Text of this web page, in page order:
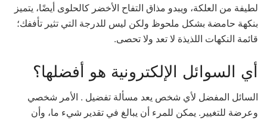
لطيفة من العلكة، ويبدو مذاق التفاح الأخضر كالحلوى أيضًا، يتميز
بنكهة حامضة بشكل ملحوظ ولكن ليس للدرجة التي تثير تأففك؛
قائمة النكهات اللذيذة لا تعد ولا تحصى.
أي السوائل الإلكترونية هو أفضلها؟
السائل المفضل لأي شخص يعد مسألة تفضيل . الأمر شخصي
وعرضة للتغيير. يمكن للمرء أن يبالغ في تقدير شيء ما، وأن